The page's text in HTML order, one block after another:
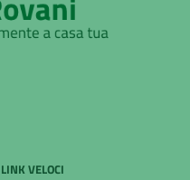
LINK VELOCI